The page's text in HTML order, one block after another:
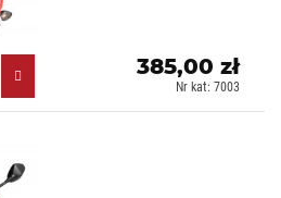
385,00 zł
Nr kat: 7003